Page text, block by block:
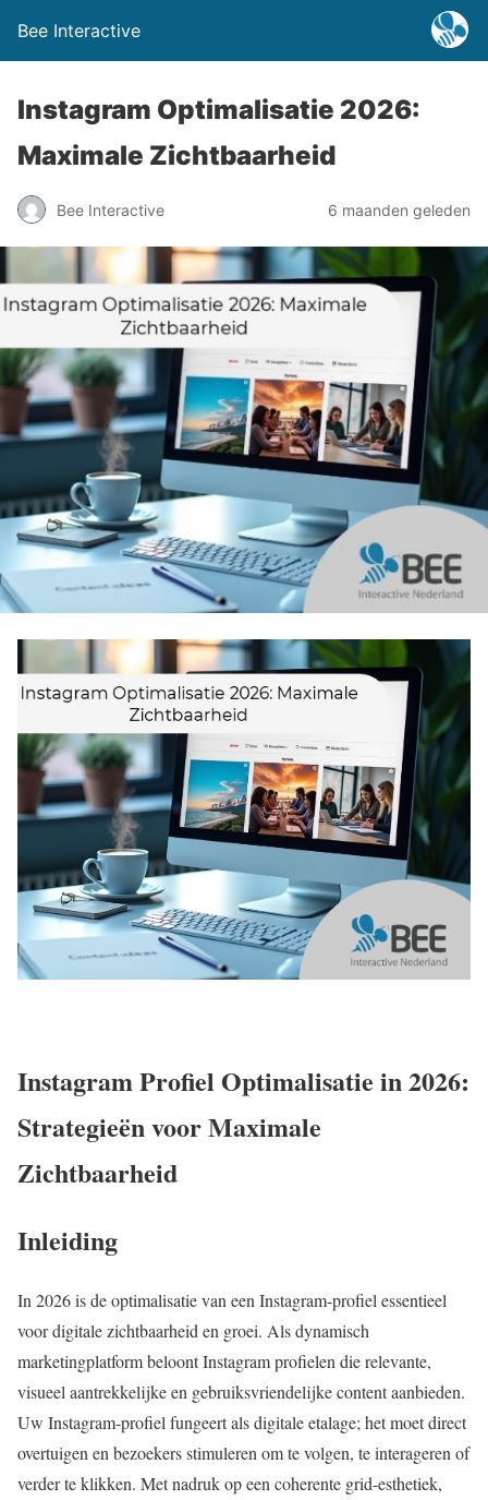
Bee Interactive
Instagram Optimalisatie 2026:
Maximale Zichtbaarheid
Bee Interactive 6 maanden geleden
Instagram Profiel Optimalisatie in 2026:
Strategieën voor Maximale
Zichtbaarheid
Inleiding
In 2026 is de optimalisatie van een Instagram-profiel essentieel
voor digitale zichtbaarheid en groei. Als dynamisch
marketingplatform beloont Instagram profielen die relevante,
visueel aantrekkelijke en gebruiksvriendelijke content aanbieden.
Uw Instagram-profiel fungeert als digitale etalage; het moet direct
overtuigen en bezoekers stimuleren om te volgen, te interageren of
verder te klikken. Met nadruk op een coherente grid-esthetiek,